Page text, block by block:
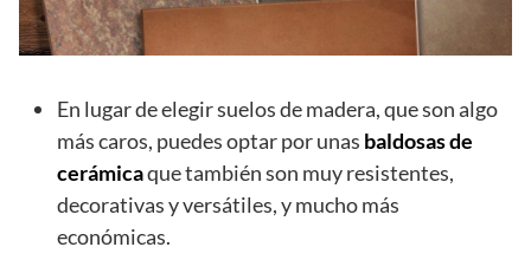
En lugar de elegir suelos de madera, que son algo
más caros, puedes optar por unas baldosas de
cerámicaque también son muy resistentes,
decorativas y versátiles, y mucho más
económicas.